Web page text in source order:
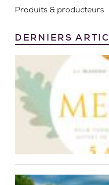
Produits & producteurs
DERNIERS